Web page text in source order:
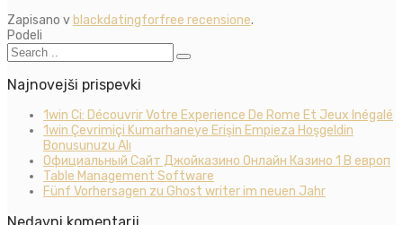
Zapisano v blackdatingforfree recensione.
Podeli
Najnovejši prispevki
1win Ci: Découvrir Votre Experience De Rome Et Jeux Inégalé
1win Çevrimiçi Kumarhaneye Erişin Empieza Hoşgeldin
Bonusunuzu Alı
Официальный Сайт Джойказино Онлайн Казино 1 В европ
Table Management Software
Fünf Vorhersagen zu Ghost writer im neuen Jahr